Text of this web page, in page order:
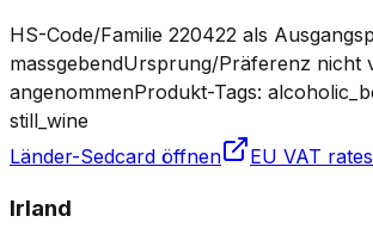
HS-Code/Familie 220422 als
massgebendUrsprung/Präferenz nicht
angenommenProdukt-Tags:
still_wine
Länder-Sedcard öffnen
EU VAT
Irland